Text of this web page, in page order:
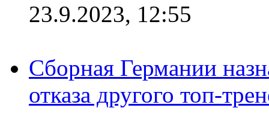
23.9.2023, 12:55
Сборная Германии
отказа другого топ-